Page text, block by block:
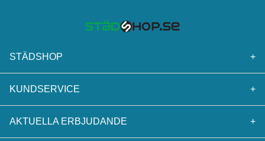
STÄDSHOP +
KUNDSERVICE +
AKTUELLA ERBJUDANDE +